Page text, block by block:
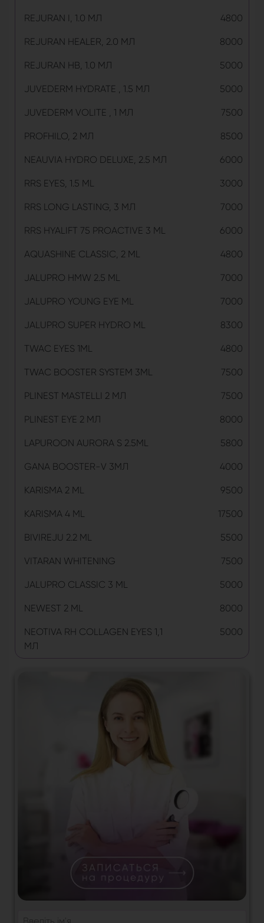
REJURAN I, 1.0 МЛ 4800
REJURAN HEALER, 2.0 МЛ 8000
REJURAN HB, 1.0 МЛ 5000
JUVEDERM HYDRATE , 1.5 МЛ 5000
JUVEDERM VOLITE , 1 МЛ 7500
PROFHILO, 2 МЛ 8500
NEAUVIA HYDRO DELUXE, 2.5 МЛ 6000
RRS EYES, 1.5 ML 3000
RRS LONG LASTING, 3 МЛ 7000
RRS HYALIFT 75 PROACTIVE 3 ML 6000
AQUASHINE CLASSIC, 2 ML 4800
JALUPRO HMW 2.5 ML 7000
JALUPRO YOUNG EYE ML 7000
JALUPRO SUPER HYDRO ML 8300
TWAC EYES 1ML 4800
TWAC BOOSTER SYSTEM 3ML 7500
PLINEST MASTELLI 2 МЛ 7500
PLINEST EYE 2 МЛ 8000
LAPUROON AURORA S 2.5ML 5800
GANA BOOSTER-V 3МЛ 4000
KARISMA 2 ML 9500
KARISMA 4 ML 17500
BIVIREJU 2.2 ML 5500
VITARAN WHITENING 7500
JALUPRO CLASSIC 3 ML 5000
NEWEST 2 ML 8000
NEOTIVA RH COLLAGEN EYES 1,1
МЛ
5000